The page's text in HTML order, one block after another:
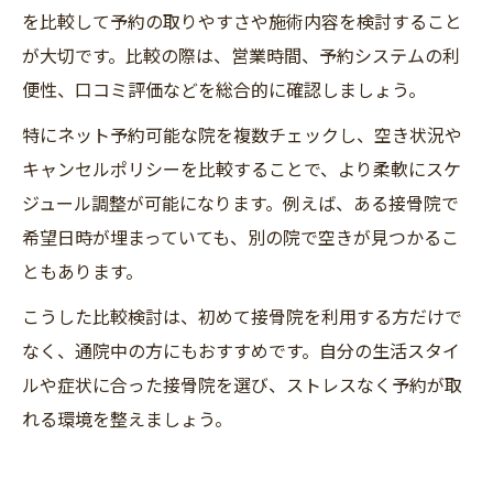
を比較して予約の取りやすさや施術内容を検討すること
が大切です。比較の際は、営業時間、予約システムの利
便性、口コミ評価などを総合的に確認しましょう。
特にネット予約可能な院を複数チェックし、空き状況や
キャンセルポリシーを比較することで、より柔軟にスケ
ジュール調整が可能になります。例えば、ある接骨院で
希望日時が埋まっていても、別の院で空きが見つかるこ
ともあります。
こうした比較検討は、初めて接骨院を利用する方だけで
なく、通院中の方にもおすすめです。自分の生活スタイ
ルや症状に合った接骨院を選び、ストレスなく予約が取
れる環境を整えましょう。